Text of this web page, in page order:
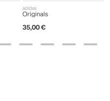
adidas
Originals
35,00 €